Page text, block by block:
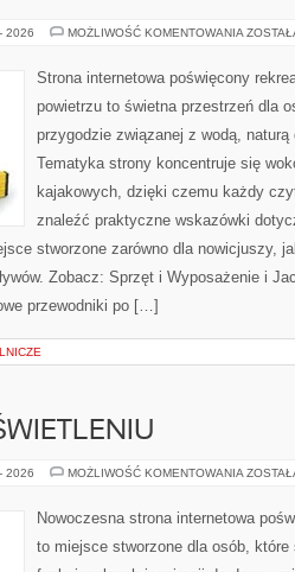
2026 MOŻLIWOŚĆ KOMENTOWANIA
STYL
ŻYCIA
Strona internetowa poświęcony
powietrzu to świetna przestrzeń dla
przygodzie związanej z wodą, naturą
Tematyka strony koncentruje się
kajakowych, dzięki czemu każdy
znaleźć praktyczne wskazówki
stworzone zarówno dla nowicjuszy,
Zobacz: Sprzęt i Wyposażenie i
przewodniki po […]
2026 MOŻLIWOŚĆ KOMENTOWANIA
Nowoczesna strona internetowa
to miejsce stworzone dla osób, które